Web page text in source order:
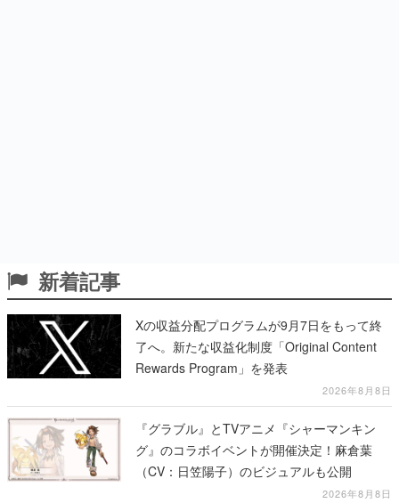
新着記事
Xの収益分配プログラムが9月7日をもって終
了へ。新たな収益化制度「Original Content
Rewards Program」を発表
2026年8月8日
『グラブル』とTVアニメ『シャーマンキン
グ』のコラボイベントが開催決定！麻倉葉
（CV：日笠陽子）のビジュアルも公開
2026年8月8日